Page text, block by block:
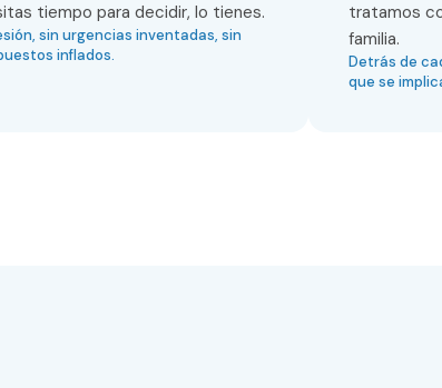
tiempo para decidir, lo tienes.
sin urgencias inventadas, sin
inflados.
tratamos
familia.
Detrás de
que se